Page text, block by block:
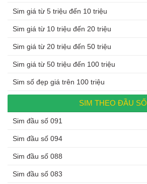
Sim giá từ 5 triệu đến 10 triệu
Sim giá từ 10 triệu đến 20 triệu
Sim giá từ 20 triệu đến 50 triệu
Sim giá từ 50 triệu đến 100 triệu
Sim số đẹp giá trên 100 triệu
SIM THEO ĐẦU SỐ
Sim đầu số 091
Sim đầu số 094
Sim đầu số 088
Sim đầu số 083